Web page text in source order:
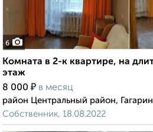
6
Комната в 2-к квартире, на
этаж
8 000 ₽ в месяц
район Центральный район,
Собственник, 18.08.2022